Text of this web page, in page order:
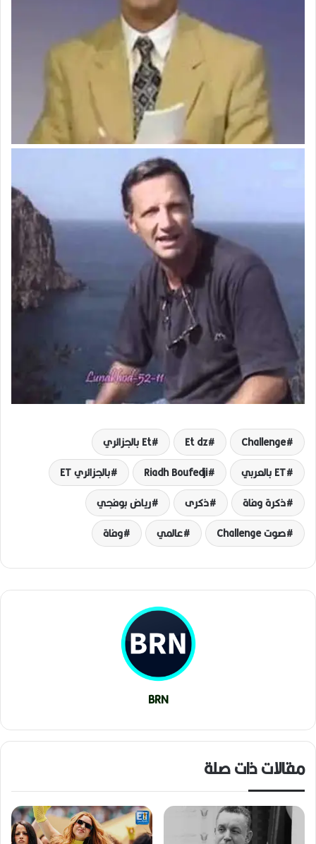
Challenge
Et dz
Et بالجزائري
ET بالعربي
Riadh Boufedji
بالجزائري ET
ذكرة وفاة
ذكرى
رياض بوفجي
صوت Challenge
عالمي وفاة
BRN
مقالات ذات صلة